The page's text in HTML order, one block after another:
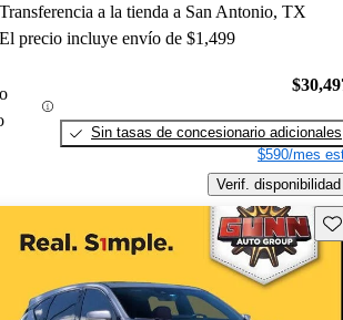
Transferencia a la tienda a San Antonio, TX
El precio incluye envío de $1,499
Sin tasas de concesionario adicionales
$590/mes
Verif. disponibilidad
Aviso